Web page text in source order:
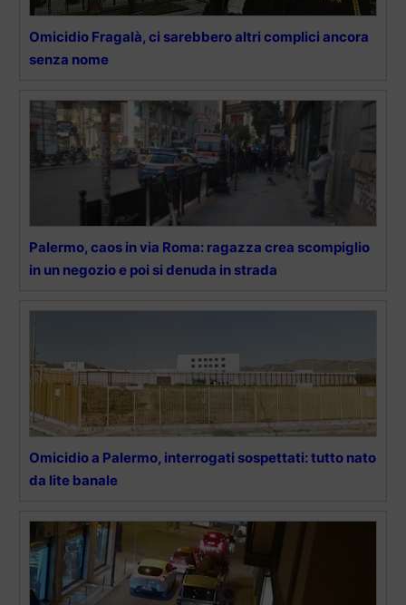
Omicidio Fragalà, ci sarebbero altri complici ancora
senza nome
Palermo, caos in via Roma: ragazza crea scompiglio
in un negozio e poi si denuda in strada
Omicidio a Palermo, interrogati sospettati: tutto nato
da lite banale